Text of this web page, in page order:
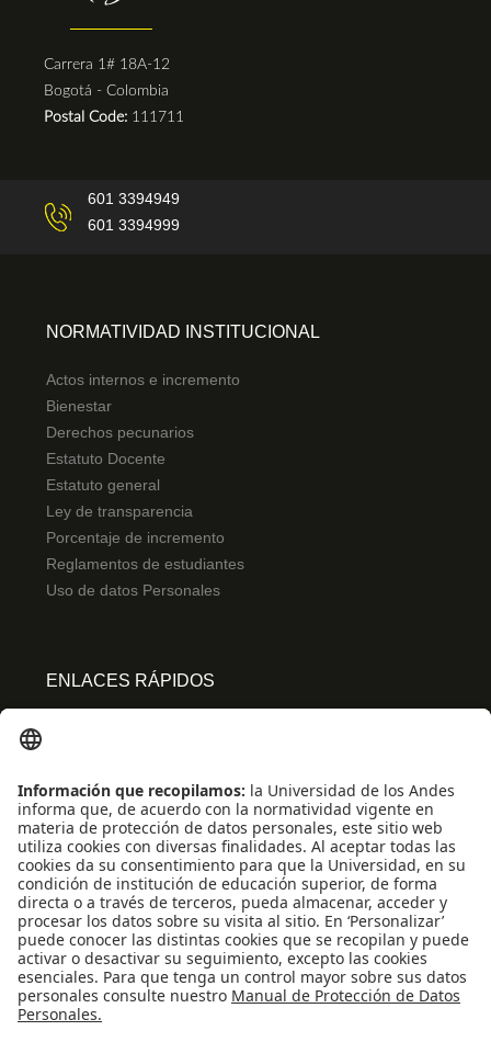
Carrera 1# 18A-12
Bogotá - Colombia
Postal Code: 111711
601 3394949
601 3394999
NORMATIVIDAD INSTITUCIONAL
Actos internos e incremento
Bienestar
Derechos pecunarios
Estatuto Docente
Estatuto general
Ley de transparencia
Porcentaje de incremento
Reglamentos de estudiantes
Uso de datos Personales
ENLACES RÁPIDOS
Convivencia y transparencia
Emergencias: Extensión 0000
Eventos destacados
Mapa del Sitio
Multimedia
Noticias
Preguntas frecuentes